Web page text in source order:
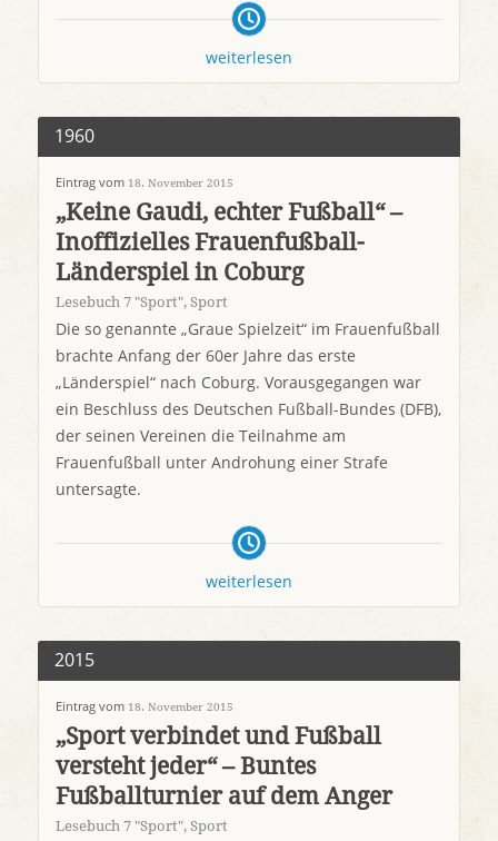
weiterlesen
1960
Eintrag vom 18. November 2015
„Keine Gaudi, echter Fußball“ –
Inoffizielles Frauenfußball-
Länderspiel in Coburg
Lesebuch 7 "Sport", Sport
Die so genannte „Graue Spielzeit“ im Frauenfußball
brachte Anfang der 60er Jahre das erste
„Länderspiel“ nach Coburg. Vorausgegangen war
ein Beschluss des Deutschen Fußball-Bundes (DFB),
der seinen Vereinen die Teilnahme am
Frauenfußball unter Androhung einer Strafe
untersagte.
weiterlesen
2015
Eintrag vom 18. November 2015
„Sport verbindet und Fußball
versteht jeder“ – Buntes
Fußballturnier auf dem Anger
Lesebuch 7 "Sport", Sport